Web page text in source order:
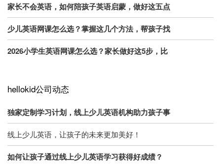
家长不会英语，如何陪孩子英语启蒙，做好这五点
少儿英语网课怎么选？掌握这几个方法，帮孩子找
2026小学生英语网课怎么选？家长做好这5步，比
hellokid公司动态
独家定制学习计划，线上少儿英语机构助力孩子事
线上少儿英语，让孩子的未来更加美好！
如何让孩子通过线上少儿英语学习获得好成绩？